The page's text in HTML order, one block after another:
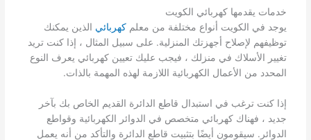
خدمات يقدمها كهربائي الكويت
يوجد في الكويت أنواع مختلفة من معلم كهربائي الذين يمكنك
توظيفهم لإصلاح أجهزتك المنزلية. على سبيل المثال ، إذا كنت تريد
تغيير الأسلاك في منزلك ، فيجب عليك تعيين كهربائي يعرف النوع
المحدد من الأعمال الكهربائية اللازمة لهذه المهمة بالذات.
إذا كنت ترغب في استبدال قاطع الدائرة القديم الخاص بك بآخر
جديد ، فهناك كهربائي متخصص في الدوائر الكهربائية وقواطع
الدوائر. سيقومون أيضًا بتثبيت قاطع الدائرة والتأكد من أنه يعمل